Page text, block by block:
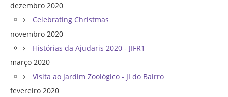
dezembro 2020
Celebrating Christmas
novembro 2020
Histórias da Ajudaris 2020 - JIFR1
março 2020
Visita ao Jardim Zoológico - JI do Bairro
fevereiro 2020